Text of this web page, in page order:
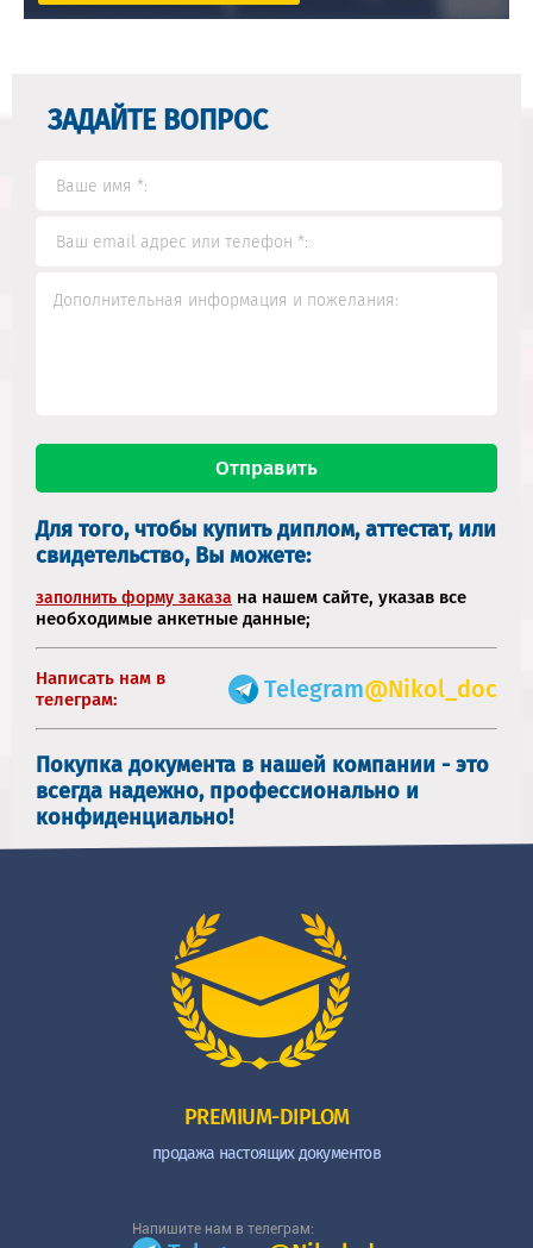
ЗАДАЙТЕ ВОПРОС
Для того, чтобы купить диплом, аттестат, или
свидетельство, Вы можете:
заполнить форму заказа на нашем сайте, указав все
необходимые анкетные данные;
Написать нам в
телеграм:
Telegram@Nikol_doc
Покупка документа в нашей компании - это
всегда надежно, профессионально и
конфиденциально!
PREMIUM-DIPLOM
продажа настоящих документов
Напишите нам в телеграм: